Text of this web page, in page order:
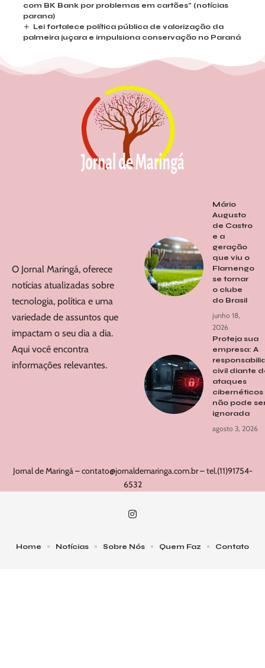
com BK Bank por problemas em cartões” (notícias
parana)
Lei fortalece política pública de valorização da
palmeira juçara e impulsiona conservação no Paraná
O Jornal Maringá, oferece
notícias atualizadas sobre
tecnologia, política e uma
variedade de assuntos que
impactam o seu dia a dia.
Aqui você encontra
informações relevantes.
Mário
Augusto
de Castro
e a
geração
que viu o
Flamengo
se tornar
o clube
do Brasil
junho 18,
2026
Proteja sua
empresa: A
civil diante
ataques
cibernéticos
não pode
ignorada
agosto 3, 2026
Jornal de Maringá –contato@jornaldemaringa.com.br– tel.(11)91754-
6532
Home Notícias Sobre Nós Quem Faz Contato